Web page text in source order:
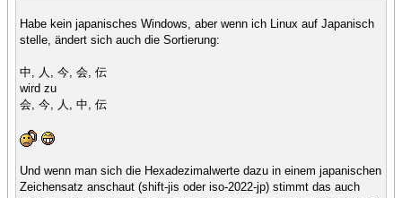
Habe kein japanisches Windows, aber wenn ich Linux auf Japanisch
stelle, ändert sich auch die Sortierung:
中, 人, 今, 会, 伝
wird zu
会, 今, 人, 中, 伝
Und wenn man sich die Hexadezimalwerte dazu in einem japanischen
Zeichensatz anschaut (shift-jis oder iso-2022-jp) stimmt das auch